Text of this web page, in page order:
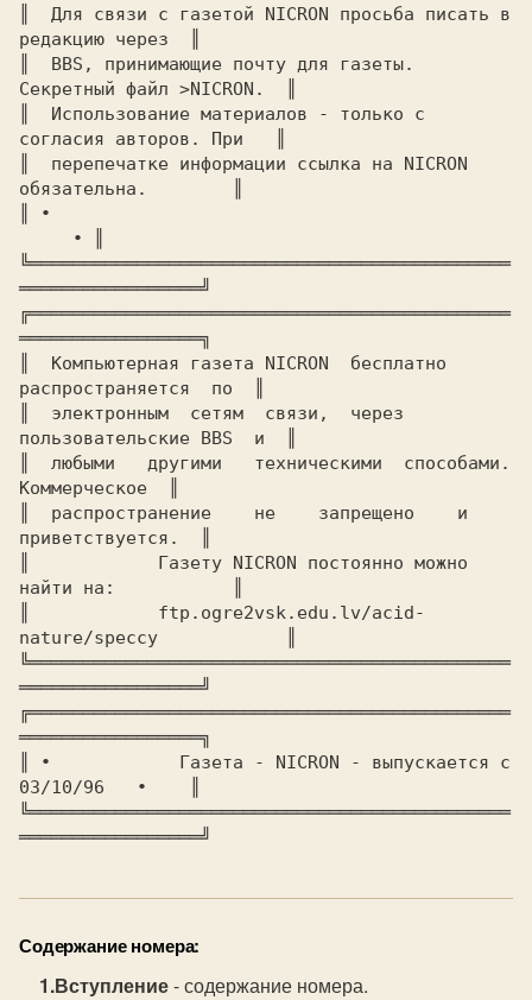
Для связи с газетой NICRON просьба писать в
редакцию через
BBS, принимающие почту для газеты.
Секретный файл >NICRON.
Использование материалов - только с
согласия авторов. При
перепечатке информации ссылка на NICRON
обязательна.
║ ∙
     ∙ ║
╚═════════════════════════════════════════════
╔═════════════════════════════════════════════
═════════════════╗
Компьютерная газета NICRON бесплатно
распространяется  по
электронным  сетям  связи,  через
пользовательские BBS  и
любыми   другими   техническими  способами.
Коммерческое
распространение    не    запрещено    и
приветствуется.
          Газету
NICRON постоянно можно
найти на:
         ftp.ogre2vsk.edu.lv/acid-
nature/speccy
╚═════════════════════════════════════════════
╔═════════════════════════════════════════════
═════════════════╗
    Газета - NICRON - выпускается с
03/10/96
∙
╚═════════════════════════════════════════════
Содержание номера:
Вступление- содержание номера.